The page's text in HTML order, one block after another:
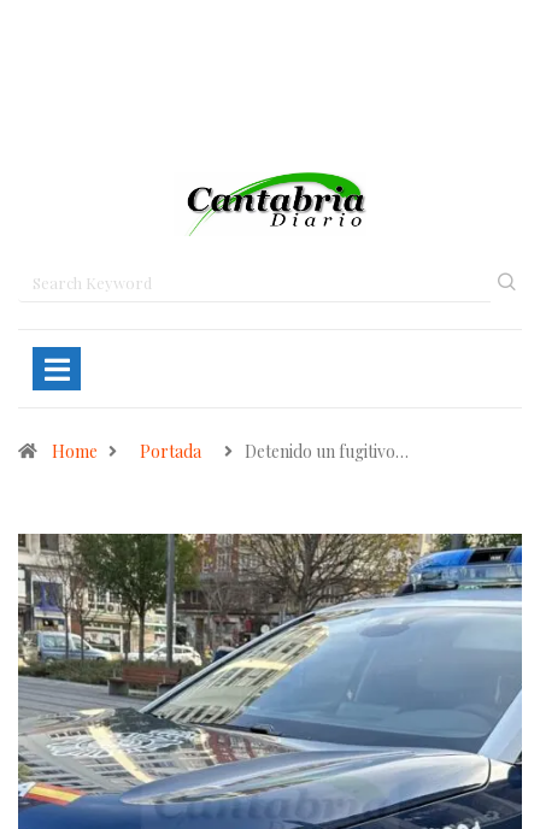
Home Portada Detenido un fugitivo…